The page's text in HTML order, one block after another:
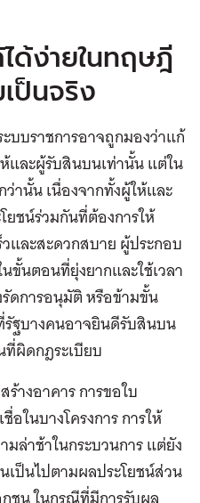
ง่ายในทฤษฎี
ป็นจริง
บบราชการอาจถูกมองว่าแก้
และผู้รับสินบนเท่านั้น แต่ใน
านั้น เนื่องจากทั้งผู้ให้และ
ยชน์ร่วมกันที่ต้องการให้
วและสะดวกสบาย ผู้ประกอบ
ขั้นตอนที่ยุ่งยากและใช้เวลา
ดการอนุมัติ หรือข้ามขั้น
ฐบางคนอาจยินดีรับสินบน
ผิดกฎระเบียบ
างอาคาร การขอใบ
ในบางโครงการ การให้
ล่าช้าในกระบวนการ แต่ยัง
เป็นไปตามผลประโยชน์ส่วน